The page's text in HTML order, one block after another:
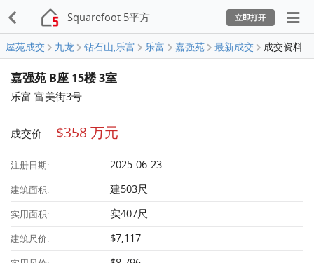
Squarefoot 5平方 立即打开
屋苑成交 九龙 钻石山,乐富 乐富 嘉强苑 最新成交 成交资料
嘉强苑 B座 15楼 3室
乐富 富美街3号
成交价: $358 万元
注册日期: 2025-06-23
建筑面积: 建503尺
实用面积: 实407尺
建筑尺价: $7,117